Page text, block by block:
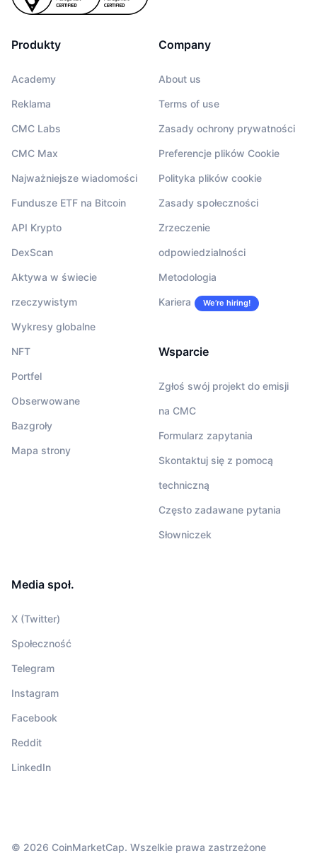
Produkty
Academy
Reklama
CMC Labs
CMC Max
Najważniejsze wiadomości
Fundusze ETF na Bitcoin
API Krypto
DexScan
Aktywa w świecie
rzeczywistym
Wykresy globalne
NFT
Portfel
Obserwowane
Bazgroły
Mapa strony
Company
About us
Terms of use
Zasady ochrony prywatności
Preferencje plików Cookie
Polityka plików cookie
Zasady społeczności
Zrzeczenie
odpowiedzialności
Metodologia
Kariera We’re hiring!
Wsparcie
Zgłoś swój projekt do emisji
na CMC
Formularz zapytania
Skontaktuj się z pomocą
techniczną
Często zadawane pytania
Słowniczek
Media społ.
X (Twitter)
Społeczność
Telegram
Instagram
Facebook
Reddit
LinkedIn
© 2026 CoinMarketCap. Wszelkie prawa zastrzeżone